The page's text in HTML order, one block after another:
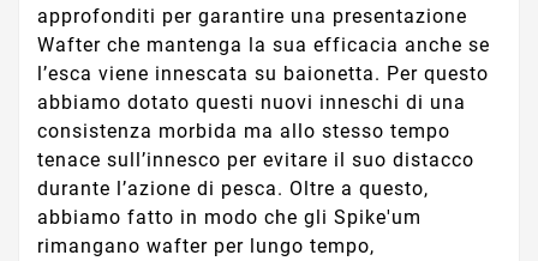
approfonditi per garantire una presentazione
Wafter che mantenga la sua efficacia anche se
l’esca viene innescata su baionetta. Per questo
abbiamo dotato questi nuovi inneschi di una
consistenza morbida ma allo stesso tempo
tenace sull’innesco per evitare il suo distacco
durante l’azione di pesca. Oltre a questo,
abbiamo fatto in modo che gli Spike'um
rimangano wafter per lungo tempo,